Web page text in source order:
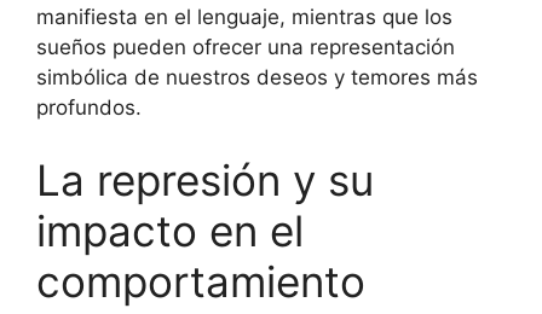
manifiesta en el lenguaje, mientras que los
sueños pueden ofrecer una representación
simbólica de nuestros deseos y temores más
profundos.
La represión y su
impacto en el
comportamiento